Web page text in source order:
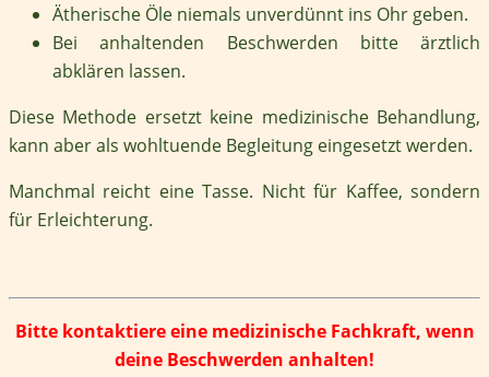
Ätherische Öle niemals unverdünnt ins Ohr geben.
Bei anhaltenden Beschwerden bitte ärztlich
abklären lassen.
Diese Methode ersetzt keine medizinische Behandlung,
kann aber als wohltuende Begleitung eingesetzt werden.
Manchmal reicht eine Tasse. Nicht für Kaffee, sondern
für Erleichterung.
Bitte kontaktiere eine medizinische Fachkraft, wenn
deine Beschwerden anhalten!